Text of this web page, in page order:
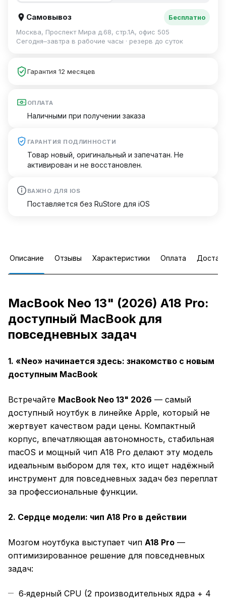
Самовывоз
Бесплатно
Москва, Проспект Мира д.68, стр.1А, офис 505
Сегодня–завтра в рабочие часы · резерв до суток
Гарантия 12 месяцев
ОПЛАТА
Наличными при получении заказа
ГАРАНТИЯ ПОДЛИННОСТИ
Товар новый, оригинальный и запечатан. Не
активирован и не восстановлен.
ВАЖНО ДЛЯ IOS
Поставляется без RuStore для iOS
Описание Отзывы Характеристики Оплата
MacBook Neo 13" (2026) A18 Pro:
доступный MacBook для
повседневных задач
1. «Neo» начинается здесь: знакомство с новым
доступным MacBook
Встречайте MacBook Neo 13" 2026 — самый
доступный ноутбук в линейке Apple, который не
жертвует качеством ради цены. Компактный
корпус, впечатляющая автономность, стабильная
macOS и мощный чип A18 Pro делают эту модель
идеальным выбором для тех, кто ищет надёжный
инструмент для повседневных задач без переплат
за профессиональные функции.
2. Сердце модели: чип A18 Pro в действии
Мозгом ноутбука выступает чип A18 Pro —
оптимизированное решение для повседневных
задач:
6‑ядерный CPU (2 производительных ядра + 4